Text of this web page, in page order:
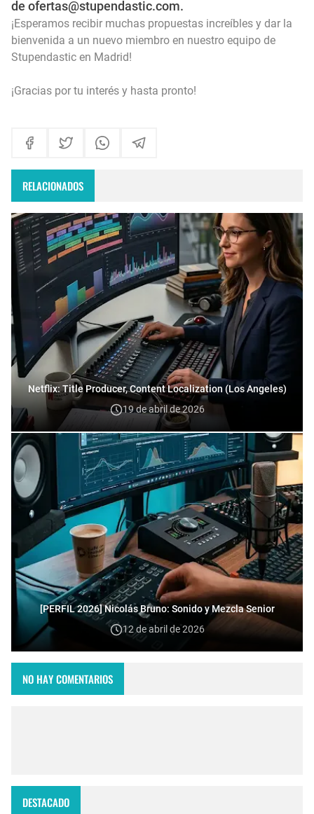
de ofertas@stupendastic.com.
¡Esperamos recibir muchas propuestas increíbles y dar la
bienvenida a un nuevo miembro en nuestro equipo de
Stupendastic en Madrid!
¡Gracias por tu interés y hasta pronto!
RELACIONADOS
Netflix: Title Producer, Content Localization (Los Angeles)
19 de abril de 2026
[PERFIL 2026] Nicolás Bruno: Sonido y Mezcla Senior
12 de abril de 2026
NO HAY COMENTARIOS
DESTACADO